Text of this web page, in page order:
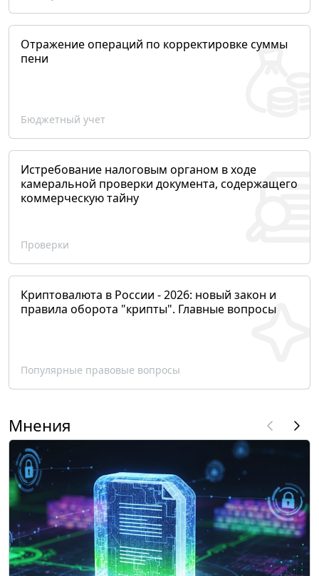
Отражение операций по корректировке суммы
пени
Бюджетный учет
Истребование налоговым органом в ходе
камеральной проверки документа, содержащего
коммерческую тайну
Проверки
Криптовалюта в России - 2026: новый закон и
правила оборота "крипты". Главные вопросы
Популярные правовые вопросы
Мнения